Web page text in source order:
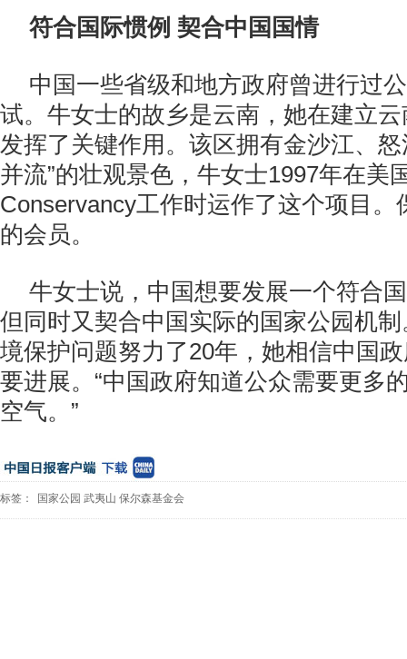
符合国际惯例 契合中国国情
中国一些省级和地方政府曾进行过
试。牛女士的故乡是云南，她在建立
发挥了关键作用。该区拥有金沙江、
并流”的壮观景色，牛女士1997年在美
Conservancy工作时运作了这个项目。
的会员。
牛女士说，中国想要发展一个符合
但同时又契合中国实际的国家公园机
境保护问题努力了20年，她相信中国
要进展。“中国政府知道公众需要更多
空气。”
标签： 国家公园 武夷山 保尔森基金会